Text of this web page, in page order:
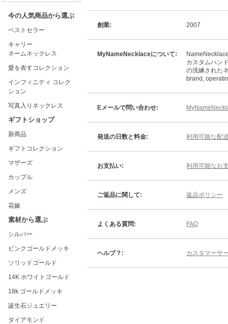
今の人気商品から選ぶ
ベストセラー
キャリー
ネームネックレス
愛を表すコレクション
インフィニティ コレク
ション
写真入りネックレス
ギフトショップ
新商品
ギフトコレクション
マザーズ
カップル
メンズ
花嫁
素材から選ぶ
シルバー
ピンクゴールドメッキ
ソリッドゴールド
14K ホワイトゴールド
18k ゴールドメッキ
誕生石ジュエリー
ダイアモンド
創業: 2007
MyNameNecklaceについて:
カスタムハン
の洗練された
brand,
Eメールで問い合わせ:
発送の日数と料金: 利用可能な配
お支払い: 利用可能なお
ご返品に関して: 返品ポリシー
よくある質問: FAQ
ヘルプ？: カスタマーサ